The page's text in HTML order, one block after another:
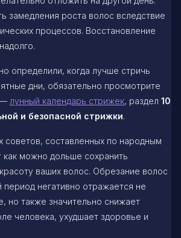
замедления роста волос вследствие
процессов. Восстановление
определили, когда лучше стричь
дни, обязательно просмотрите
— лунный календарь стрижек, раздел 10
и безопасной стрижки.
советов, составленных по народным
как можно дольше сохранить
ваших волос. Обрезание волос
период негативно отражается не
но также значительно снижает
человека, ухудшает здоровье и